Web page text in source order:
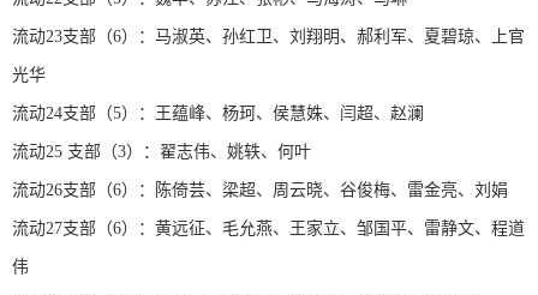
流动23支部（6）：马淑英、孙红卫、刘翔明、郝利军、夏碧琼、上官
光华
流动24支部（5）：王蕴峰、杨珂、侯慧姝、闫超、赵澜
流动25 支部（3）：翟志伟、姚轶、何叶
流动26支部（6）：陈倚芸、梁超、周云晓、谷俊梅、雷金亮、刘娟
流动27支部（6）：黄远征、毛允燕、王家立、邹国平、雷静文、程道
伟